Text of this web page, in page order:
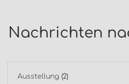
Nachrichten
Ausstellung (2)